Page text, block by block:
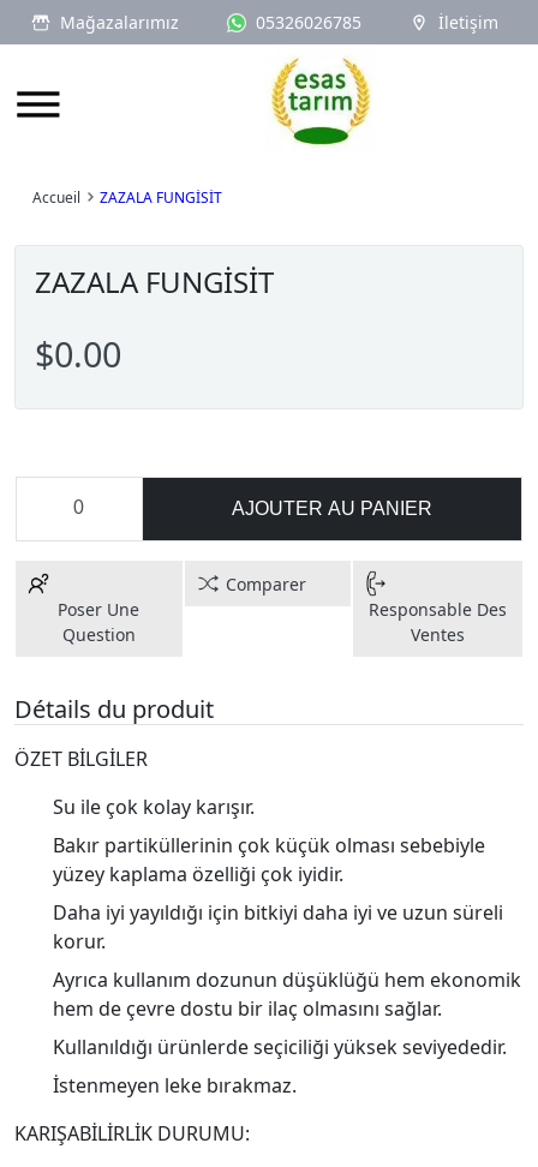
Mağazalarımız 05326026785 İletişim
Logo
Accueil ZAZALA FUNGİSİT
ZAZALA FUNGİSİT
$0.00
AJOUTER AU PANIER
Poser Une
Question
Comparer
Responsable Des
Ventes
Détails du produit
ÖZET BİLGİLER
Su ile çok kolay karışır.
Bakır partiküllerinin çok küçük olması sebebiyle
yüzey kaplama özelliği çok iyidir.
Daha iyi yayıldığı için bitkiyi daha iyi ve uzun süreli
korur.
Ayrıca kullanım dozunun düşüklüğü hem ekonomik
hem de çevre dostu bir ilaç olmasını sağlar.
Kullanıldığı ürünlerde seçiciliği yüksek seviyededir.
İstenmeyen leke bırakmaz.
KARIŞABİLİRLİK DURUMU: